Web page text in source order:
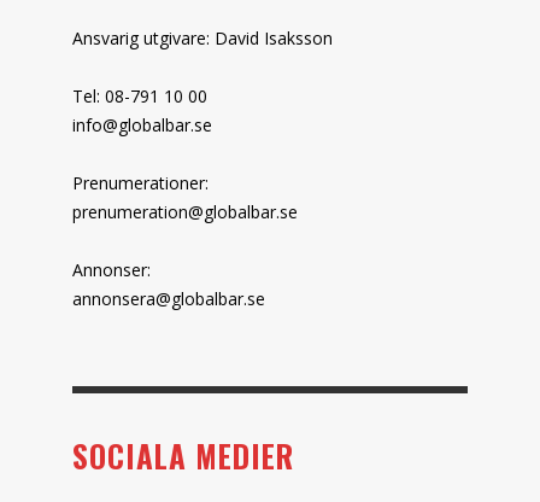
Ansvarig utgivare: David Isaksson
Tel: 08-791 10 00
info@globalbar.se
Prenumerationer:
prenumeration@globalbar.se
Annonser:
annonsera@globalbar.se
SOCIALA MEDIER